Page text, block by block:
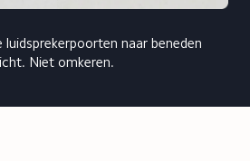
naar beneden
Niet omkeren.